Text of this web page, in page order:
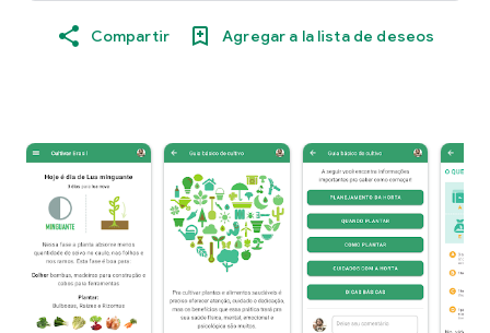
Compartir Agregar a la lista de deseos